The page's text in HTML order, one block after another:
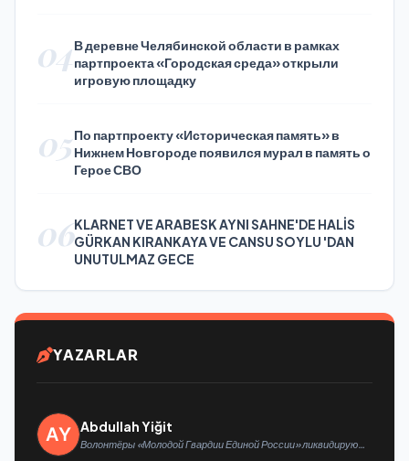
04В деревне Челябинской области в рамках
партпроекта «Городская среда» открыли
игровую площадку
05По партпроекту «Историческая память» в
Нижнем Новгороде появился мурал в память о
Герое СВО
06KLARNET VE ARABESK AYNI SAHNE'DE HALİS
GÜRKAN KIRANKAYA VE CANSU SOYLU 'DAN
UNUTULMAZ GECE
YAZARLAR
Abdullah Yiğit
Волонтёры «Молодой Гвардии Единой России» ликвидируют